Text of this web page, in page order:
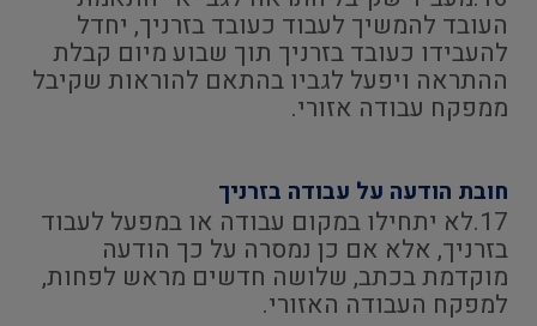
העובד להמשיך לעבוד כעובד בזרניך, יחדל
להעבידו כעובד בזרניך תוך שבוע מיום קבלת
ההתראה ויפעל לגביו בהתאם להוראות שקיבל
ממפקח עבודה אזורי.
חובת הודעה על עבודה בזרניך
17.לא יתחילו במקום עבודה או במפעל לעבוד
בזרניך, אלא אם כן נמסרה על כך הודעה
מוקדמת בכתב, שלושה חדשים מראש לפחות,
למפקח העבודה האזורי.